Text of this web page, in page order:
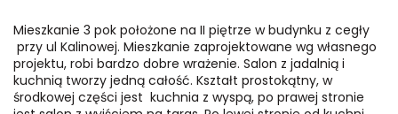
Mieszkanie 3 pok położone na II piętrze w budynku z cegły
przy ul Kalinowej. Mieszkanie zaprojektowane wg własnego
projektu, robi bardzo dobre wrażenie. Salon z jadalnią i
kuchnią tworzy jedną całość. Kształt prostokątny, w
środkowej części jest kuchnia z wyspą, po prawej stronie